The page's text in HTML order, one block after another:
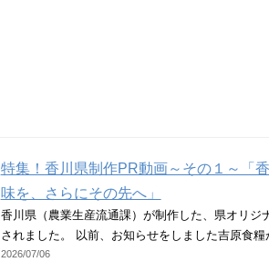
特集！香川県制作PR動画～その１～「
味を、さらにその先へ」
香川県（農業生産流通課）が制作した、県オリ
されました。 以前、お知らせをしました吉原食糧
2026/07/06